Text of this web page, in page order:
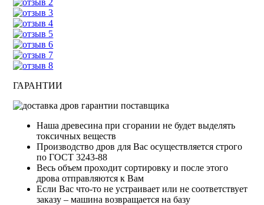
ГАРАНТИИ
Наша древесина при сгорании не будет выделять
токсичных веществ
Производство дров для Вас осуществляется строго
по ГОСТ 3243-88
Весь объем проходит сортировку и после этого
дрова отправляются к Вам
Если Вас что-то не устраивает или не соответствует
заказу – машина возвращается на базу